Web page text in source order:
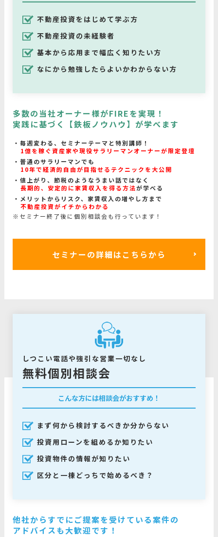
不動産投資をはじめて学ぶ方
不動産投資の未経験者
基本から応用まで幅広く知りたい方
なにから勉強したらよいかわからない方
多数の当社オーナー様がFIREを実現！
実践に基づく【鉄板ノウハウ】が学べます
毎週変わる、セミナーテーマと特別講師！
1億を稼ぐ資産家や現役サラリーマンオーナーが限定登壇
普通のサラリーマンでも
10年で経済的自由が目指せるテクニックを大公開
値上がり、節税のようなうまい話ではなく
長期的、安定的に家賃収入を得る方法が学べる
メリットからリスク、家賃収入の増やし方まで
不動産投資がイチからわかる
※セミナー終了後に個別相談会も行っています！
セミナーの詳細はこちらから
しつこい電話や強引な営業一切なし
無料個別相談会
こんな方には相談会がおすすめ！
まず何から検討するべきか分からない
投資用ローンを組めるか知りたい
投資物件の情報が知りたい
区分と一棟どっちで始めるべき？
他社からすでにご提案を受けている案件の
アドバイスも大歓迎です！